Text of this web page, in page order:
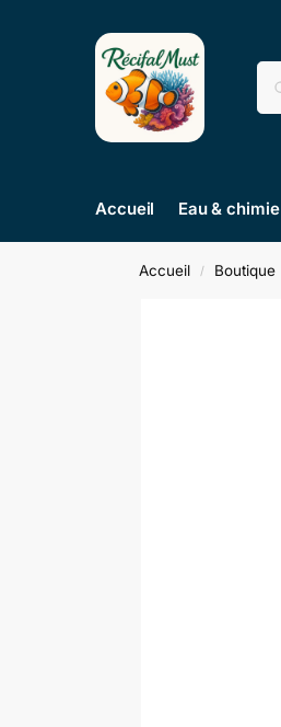
Accueil Eau & chimie
Accueil / Boutique